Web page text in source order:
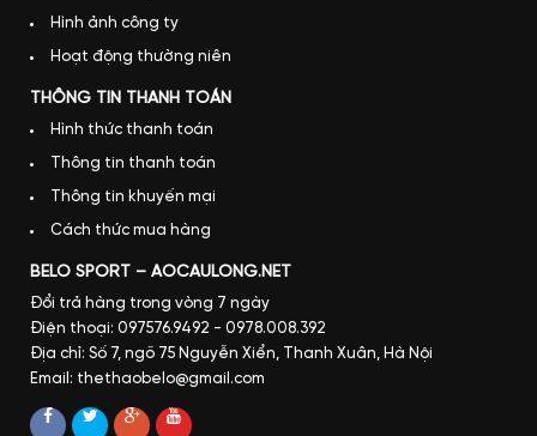
Hình ảnh công ty
Hoạt động thường niên
THÔNG TIN THANH TOÁN
Hình thức thanh toán
Thông tin thanh toán
Thông tin khuyến mại
Cách thức mua hàng
BELO SPORT – AOCAULONG.NET
Đổi trả hàng trong vòng 7 ngày
Điện thoại: 097576.9492 - 0978.008.392
Địa chỉ: Số 7, ngõ 75 Nguyễn Xiển, Thanh Xuân, Hà Nội
Email: thethaobelo@gmail.com